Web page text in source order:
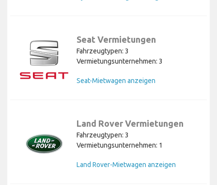
Seat Vermietungen
Fahrzeugtypen: 3
Vermietungsunternehmen: 3
Seat-Mietwagen anzeigen
Land Rover Vermietungen
Fahrzeugtypen: 3
Vermietungsunternehmen: 1
Land Rover-Mietwagen anzeigen